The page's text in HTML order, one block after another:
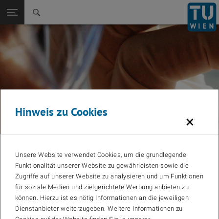
Seitennavigation öffnen
Zurück
GreenChem TechHub – Ausbildung der
Führungskräfte von morgen im Bereich
der grünen Chemie durch
Zusammenarbeit zwischen Wissenschaft
und Industrie
×
Hinweis zu Cookies
Unsere Website verwendet Cookies, um die grundlegende
Funktionalität unserer Website zu gewährleisten sowie die
Zugriffe auf unserer Website zu analysieren und um Funktionen
für soziale Medien und zielgerichtete Werbung anbieten zu
können. Hierzu ist es nötig Informationen an die jeweiligen
Dienstanbieter weiterzugeben. Weitere Informationen zu